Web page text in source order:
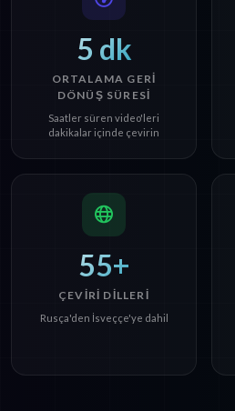
5 dk
ORTALAMA GERI
DÖNÜŞ SÜRESI
Saatler süren video'leri
dakikalar içinde çevirin
55+
ÇEVIRI DILLERI
Rusça'den İsveççe'ye dahil